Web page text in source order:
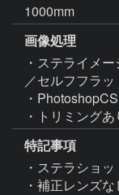
1000mm
画像処理
・ステライメ
／セルフフラ
・
・トリミング
特記事項
・ステラショ
・補正レンズ